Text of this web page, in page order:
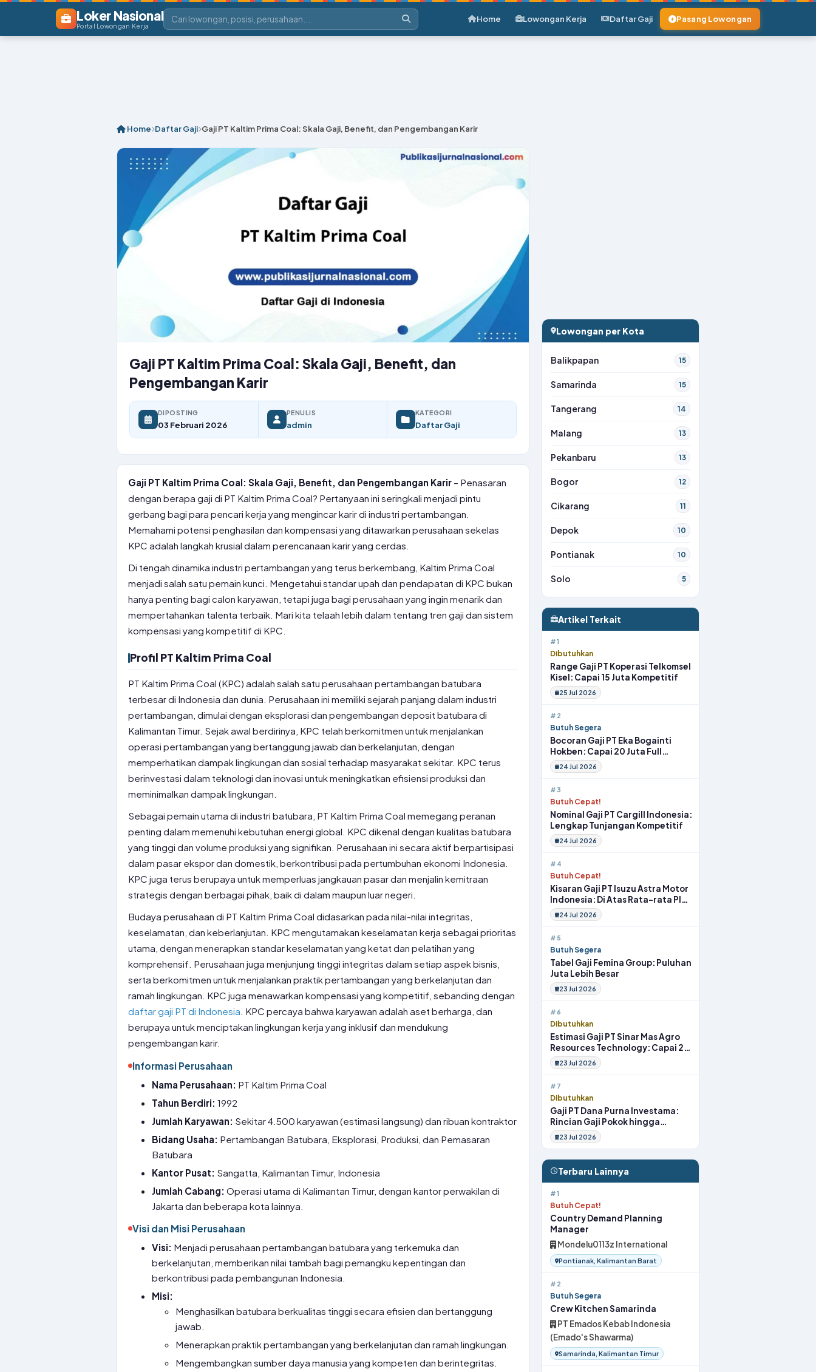
Loker Nasional
Portal Lowongan Kerja
Home Lowongan Kerja Daftar Gaji Pasang Lowongan
Home Daftar Gaji Gaji PT Kaltim Prima Coal: Skala Gaji, Benefit, dan Pengembangan Karir
Gaji PT Kaltim Prima Coal: Skala Gaji, Benefit, dan
Pengembangan Karir
DIPOSTING
03 Februari 2026
PENULIS
admin
KATEGORI
Daftar Gaji
Gaji PT Kaltim Prima Coal: Skala Gaji, Benefit, dan Pengembangan Karir – Penasaran
dengan berapa gaji di PT Kaltim Prima Coal? Pertanyaan ini seringkali menjadi pintu
gerbang bagi para pencari kerja yang mengincar karir di industri pertambangan.
Memahami potensi penghasilan dan kompensasi yang ditawarkan perusahaan sekelas
KPC adalah langkah krusial dalam perencanaan karir yang cerdas.
Di tengah dinamika industri pertambangan yang terus berkembang, Kaltim Prima Coal
menjadi salah satu pemain kunci. Mengetahui standar upah dan pendapatan di KPC bukan
hanya penting bagi calon karyawan, tetapi juga bagi perusahaan yang ingin menarik dan
mempertahankan talenta terbaik. Mari kita telaah lebih dalam tentang tren gaji dan sistem
kompensasi yang kompetitif di KPC.
Profil PT Kaltim Prima Coal
PT Kaltim Prima Coal (KPC) adalah salah satu perusahaan pertambangan batubara
terbesar di Indonesia dan dunia. Perusahaan ini memiliki sejarah panjang dalam industri
pertambangan, dimulai dengan eksplorasi dan pengembangan deposit batubara di
Kalimantan Timur. Sejak awal berdirinya, KPC telah berkomitmen untuk menjalankan
operasi pertambangan yang bertanggung jawab dan berkelanjutan, dengan
memperhatikan dampak lingkungan dan sosial terhadap masyarakat sekitar. KPC terus
berinvestasi dalam teknologi dan inovasi untuk meningkatkan efisiensi produksi dan
meminimalkan dampak lingkungan.
Sebagai pemain utama di industri batubara, PT Kaltim Prima Coal memegang peranan
penting dalam memenuhi kebutuhan energi global. KPC dikenal dengan kualitas batubara
yang tinggi dan volume produksi yang signifikan. Perusahaan ini secara aktif berpartisipasi
dalam pasar ekspor dan domestik, berkontribusi pada pertumbuhan ekonomi Indonesia.
KPC juga terus berupaya untuk memperluas jangkauan pasar dan menjalin kemitraan
strategis dengan berbagai pihak, baik di dalam maupun luar negeri.
Budaya perusahaan di PT Kaltim Prima Coal didasarkan pada nilai-nilai integritas,
keselamatan, dan keberlanjutan. KPC mengutamakan keselamatan kerja sebagai prioritas
utama, dengan menerapkan standar keselamatan yang ketat dan pelatihan yang
komprehensif. Perusahaan juga menjunjung tinggi integritas dalam setiap aspek bisnis,
serta berkomitmen untuk menjalankan praktik pertambangan yang berkelanjutan dan
ramah lingkungan. KPC juga menawarkan kompensasi yang kompetitif, sebanding dengan
daftar gaji PT di Indonesia . KPC percaya bahwa karyawan adalah aset berharga, dan
berupaya untuk menciptakan lingkungan kerja yang inklusif dan mendukung
pengembangan karir.
Informasi Perusahaan
Nama Perusahaan: PT Kaltim Prima Coal
Tahun Berdiri: 1992
Jumlah Karyawan: Sekitar 4.500 karyawan (estimasi langsung) dan ribuan kontraktor
Bidang Usaha: Pertambangan Batubara, Eksplorasi, Produksi, dan Pemasaran
Batubara
Kantor Pusat: Sangatta, Kalimantan Timur, Indonesia
Jumlah Cabang: Operasi utama di Kalimantan Timur, dengan kantor perwakilan di
Jakarta dan beberapa kota lainnya.
Visi dan Misi Perusahaan
Visi: Menjadi perusahaan pertambangan batubara yang terkemuka dan
berkelanjutan, memberikan nilai tambah bagi pemangku kepentingan dan
berkontribusi pada pembangunan Indonesia.
Misi:
Menghasilkan batubara berkualitas tinggi secara efisien dan bertanggung
jawab.
Menerapkan praktik pertambangan yang berkelanjutan dan ramah lingkungan.
Mengembangkan sumber daya manusia yang kompeten dan berintegritas.
Lowongan per Kota
Balikpapan 15
Samarinda 15
Tangerang 14
Malang 13
Pekanbaru 13
Bogor 12
Cikarang 11
Depok 10
Pontianak 10
Solo 5
Artikel Terkait
#1
Dibutuhkan
Range Gaji PT Koperasi Telkomsel
Kisel: Capai 15 Juta Kompetitif
25 Jul 2026
#2
Butuh Segera
Bocoran Gaji PT Eka Bogainti
Hokben: Capai 20 Juta Full
Benefit
24 Jul 2026
#3
Butuh Cepat!
Nominal Gaji PT Cargill Indonesia:
Lengkap Tunjangan Kompetitif
24 Jul 2026
#4
Butuh Cepat!
Kisaran Gaji PT Isuzu Astra Motor
Indonesia: Di Atas Rata-rata Plus
Fasilitas
24 Jul 2026
#5
Butuh Segera
Tabel Gaji Femina Group: Puluhan
Juta Lebih Besar
23 Jul 2026
#6
Dibutuhkan
Estimasi Gaji PT Sinar Mas Agro
Resources Technology: Capai 20
Juta Full Benefit
23 Jul 2026
#7
Dibutuhkan
Gaji PT Dana Purna Investama:
Rincian Gaji Pokok hingga
Fasilitas
23 Jul 2026
Terbaru Lainnya
#1
Butuh Cepat!
Country Demand Planning
Manager
Mondelu0113z International
Pontianak, Kalimantan Barat
#2
Butuh Segera
Crew Kitchen Samarinda
PT Emados Kebab Indonesia
(Emado's Shawarma)
Samarinda, Kalimantan Timur